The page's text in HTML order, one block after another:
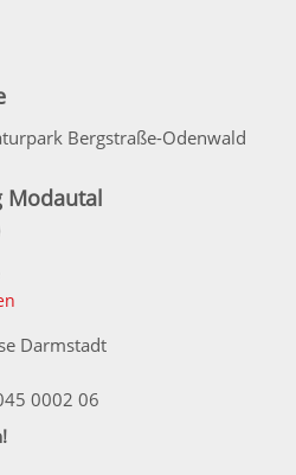
Bergstraße-Odenwald
Modautal
Darmstadt
0002 06